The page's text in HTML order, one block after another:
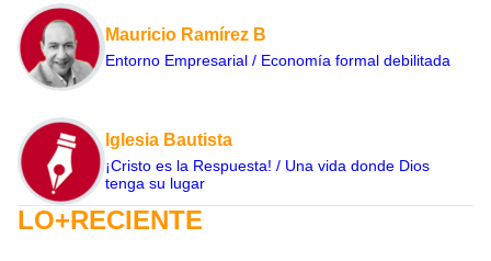
Mauricio Ramírez B
Entorno Empresarial / Economía formal debilitada
Iglesia Bautista
¡Cristo es la Respuesta! / Una vida donde Dios
tenga su lugar
LO+RECIENTE